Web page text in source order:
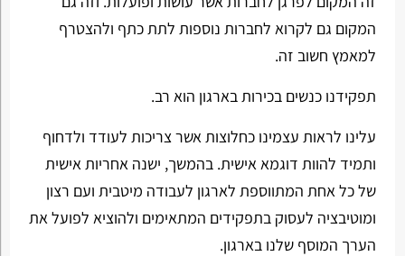
המקום גם לקרוא לחברות נוספות לתת כתף ולהצטרף
למאמץ חשוב זה.
תפקידנו כנשים בכירות בארגון הוא רב.
עלינו לראות עצמינו כחלוצות אשר צריכות לעודד ולדחוף
ותמיד להוות דוגמא אישית. בהמשך, ישנה אחריות אישית
של כל אחת המתווספת לארגון לעבודה מיטבית ועם רצון
ומוטיבציה לעסוק בתפקידים המתאימים ולהוציא לפועל את
הערך המוסף שלנו בארגון.